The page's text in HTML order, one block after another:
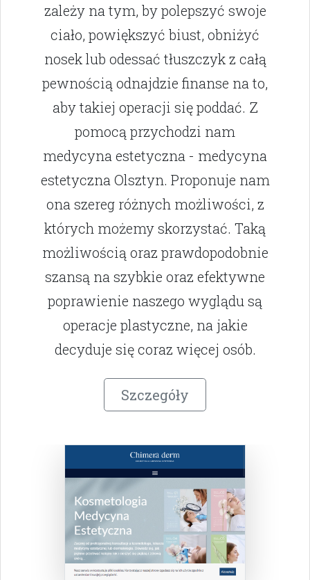
zależy na tym, by polepszyć swoje
ciało, powiększyć biust, obniżyć
nosek lub odessać tłuszczyk z całą
pewnością odnajdzie finanse na to,
aby takiej operacji się poddać. Z
pomocą przychodzi nam
medycyna estetyczna - medycyna
estetyczna Olsztyn. Proponuje nam
ona szereg różnych możliwości, z
których możemy skorzystać. Taką
możliwością oraz prawdopodobnie
szansą na szybkie oraz efektywne
poprawienie naszego wyglądu są
operacje plastyczne, na jakie
decyduje się coraz więcej osób.
Szczegóły